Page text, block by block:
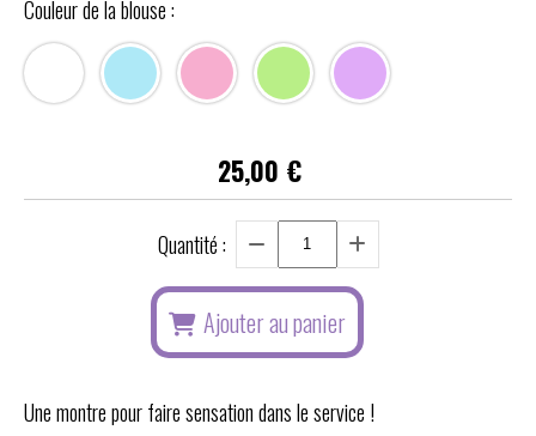
Couleur de la blouse :
25,00 €
Quantité :
Ajouter au panier
Une montre pour faire sensation dans le service !